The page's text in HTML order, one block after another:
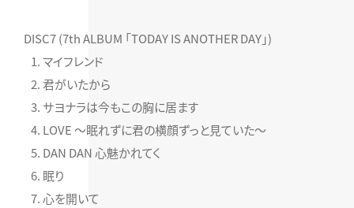
DISC7 (7th ALBUM 「TODAY IS ANOTHER DAY」)
マイフレンド
君がいたから
サヨナラは今もこの胸に居ます
LOVE ～眠れずに君の横顔ずっと見ていた～
DAN DAN 心魅かれてく
眠り
心を開いて